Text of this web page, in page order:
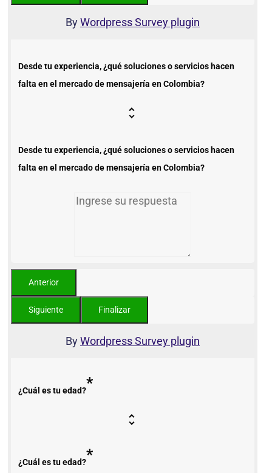
ByWordpress Survey plugin
Desde tu experiencia, ¿qué soluciones o servicios hacen
falta en el mercado de mensajería en Colombia?
Desde tu experiencia, ¿qué soluciones o servicios hacen
falta en el mercado de mensajería en Colombia?
ByWordpress Survey plugin
¿Cuál es tu edad?*
¿Cuál es tu edad?*